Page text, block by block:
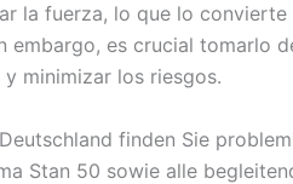
la fuerza, lo que lo convierte
es crucial tomarlo
minimizar los riesgos.
finden Sie
Stan 50 sowie alle